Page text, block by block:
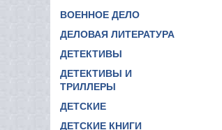
ВОЕННОЕ ДЕЛО
ДЕЛОВАЯ ЛИТЕРАТУРА
ДЕТЕКТИВЫ
ДЕТЕКТИВЫ И
ТРИЛЛЕРЫ
ДЕТСКИЕ
ДЕТСКИЕ КНИГИ